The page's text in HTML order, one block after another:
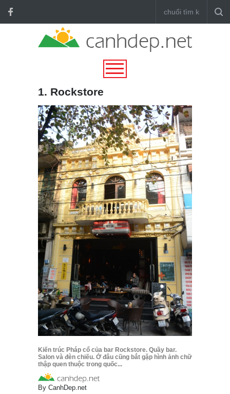
1. Rockstore
Kiến trúc Pháp cổ của bar Rockstore. Quầy bar.
Salon và đèn chiếu. Ở đâu cũng bắt gặp hình ảnh chữ
thập quen thuộc trong quốc...
By CanhDep.net